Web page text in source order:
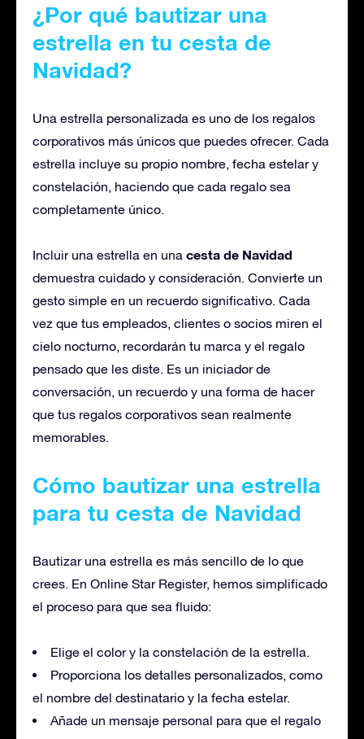
¿Por qué bautizar una
estrella en tu cesta de
Navidad?
Una estrella personalizada es uno de los regalos
corporativos más únicos que puedes ofrecer. Cada
estrella incluye su propio nombre, fecha estelar y
constelación, haciendo que cada regalo sea
completamente único.
Incluir una estrella en una cesta de Navidad
demuestra cuidado y consideración. Convierte un
gesto simple en un recuerdo significativo. Cada
vez que tus empleados, clientes o socios miren el
cielo nocturno, recordarán tu marca y el regalo
pensado que les diste. Es un iniciador de
conversación, un recuerdo y una forma de hacer
que tus regalos corporativos sean realmente
memorables.
Cómo bautizar una estrella
para tu cesta de Navidad
Bautizaruna estrella es más sencillo de lo que
crees. En Online Star Register, hemos simplificado
el proceso para que sea fluido:
Elige el color y la constelación de la estrella.
Proporciona los detalles personalizados, como
el nombre del destinatario y la fecha estelar.
Añade un mensaje personal para que el regalo